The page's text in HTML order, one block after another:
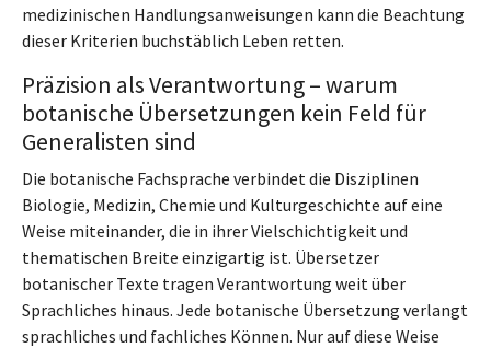
medizinischen Handlungsanweisungen kann die Beachtung
dieser Kriterien buchstäblich Leben retten.
Präzision als Verantwortung – warum
botanische Übersetzungen kein Feld für
Generalisten sind
Die botanische Fachsprache verbindet die Disziplinen
Biologie, Medizin, Chemie und Kulturgeschichte auf eine
Weise miteinander, die in ihrer Vielschichtigkeit und
thematischen Breite einzigartig ist. Übersetzer
botanischer Texte tragen Verantwortung weit über
Sprachliches hinaus. Jede botanische Übersetzung verlangt
sprachliches und fachliches Können. Nur auf diese Weise